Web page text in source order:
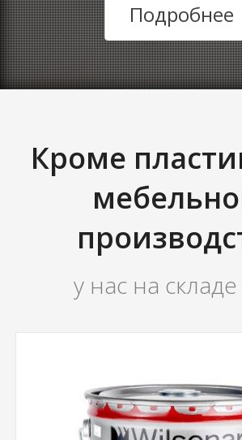
Подробнее
Кроме
у нас на складе